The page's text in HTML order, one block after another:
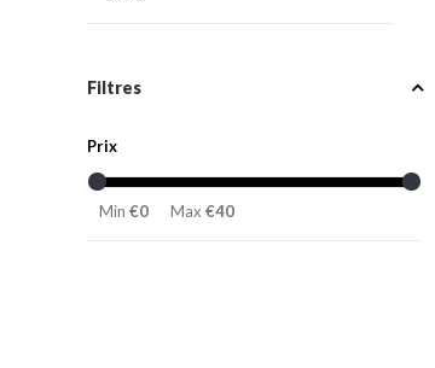
Filtres
Prix
Min €0 Max €40